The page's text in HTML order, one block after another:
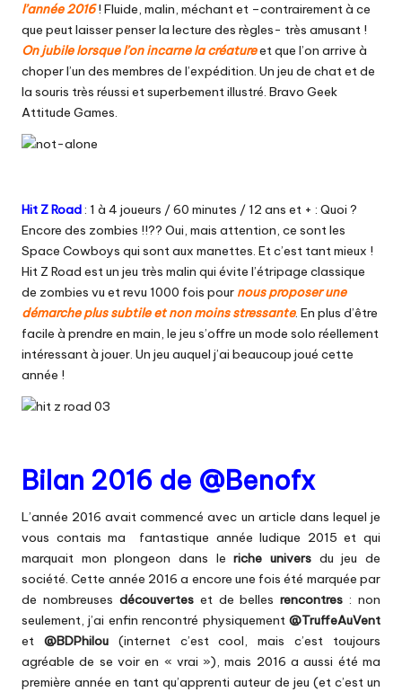
l’année 2016! Fluide, malin, méchant et –contrairement à ce
que peut laisser penser la lecture des règles- très amusant !
On jubile lorsque l’on incarne la créatureet que l’on arrive à
choper l’un des membres de l’expédition. Un jeu de chat et de
la souris très réussi et superbement illustré. Bravo Geek
Attitude Games.
Hit Z Road: 1 à 4 joueurs / 60 minutes / 12 ans et + : Quoi ?
Encore des zombies !!?? Oui, mais attention, ce sont les
Space Cowboys qui sont aux manettes. Et c’est tant mieux !
Hit Z Road est un jeu très malin qui évite l’étripage classique
de zombies vu et revu 1000 fois pour nous proposer une
démarche plus subtile et non moins stressante. En plus d’être
facile à prendre en main, le jeu s’offre un mode solo réellement
intéressant à jouer. Un jeu auquel j’ai beaucoup joué cette
année !
Bilan 2016 de @Benofx
L’année 2016 avait commencé avec un article dans lequel je
vous contais ma
fantastique année ludique 2015 et qui
marquait mon plongeon dans leriche univers du jeu de
société. Cette année 2016 a encore une fois été marquée par
de nombreuses découverteset de bellesrencontres : non
seulement, j’ai enfin rencontré physiquement @TruffeAuVent
et @BDPhilou(internet c’est cool, mais c’est toujours
agréable de se voir en « vrai »), mais 2016 a aussi été ma
première année en tant qu’apprenti auteur de jeu (et c’est un